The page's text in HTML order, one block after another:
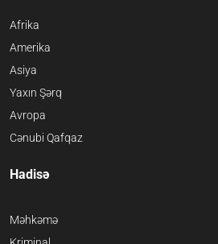
Afrika
Amerika
Asiya
Yaxın Şərq
Avropa
Cənubi Qafqaz
Hadisə
Məhkəmə